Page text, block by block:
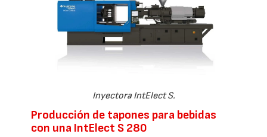
Inyectora IntElect S.
Producción de tapones para bebidas
con una IntElect S 280